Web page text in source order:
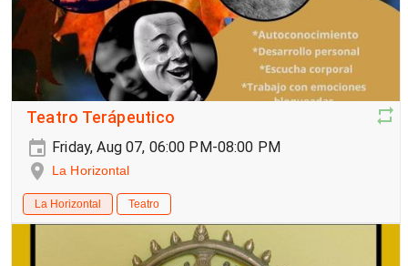
Teatro Terápeutico
Friday, Aug 07, 06:00 PM-08:00 PM
La Horizontal
La Horizontal Teatro